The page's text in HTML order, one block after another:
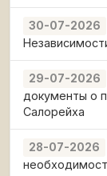
30-07-2026
29-07-2026
документы о
Салорейха
28-07-2026